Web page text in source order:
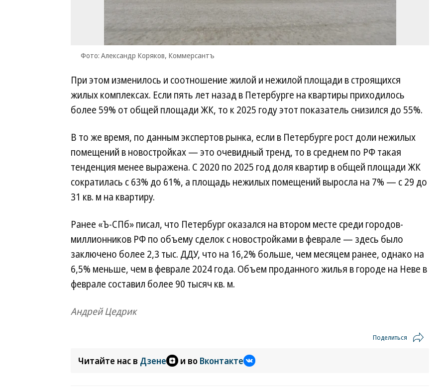
Фото: Александр Коряков, Коммерсантъ
При этом изменилось и соотношение жилой и нежилой площади в строящихся
жилых комплексах. Если пять лет назад в Петербурге на квартиры приходилось
более 59% от общей площади ЖК, то к 2025 году этот показатель снизился до 55%.
В то же время, по данным экспертов рынка, если в Петербурге рост доли нежилых
помещений в новостройках — это очевидный тренд, то в среднем по РФ такая
тенденция менее выражена. С 2020 по 2025 год доля квартир в общей площади ЖК
сократилась с 63% до 61%, а площадь нежилых помещений выросла на 7% — с 29 до
31 кв. м на квартиру.
Ранее «Ъ-СПб» писал, что Петербург оказался на втором месте среди городов-
миллионников РФ по объему сделок с новостройками в феврале — здесь было
заключено более 2,3 тыс. ДДУ, что на 16,2% больше, чем месяцем ранее, однако на
6,5% меньше, чем в феврале 2024 года. Объем проданного жилья в городе на Неве в
феврале составил более 90 тысяч кв. м.
Андрей Цедрик
Поделиться
Читайте нас в Дзене и во Вконтакте